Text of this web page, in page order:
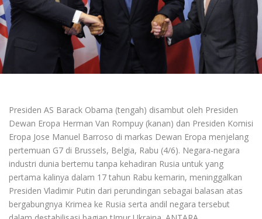
Presiden AS Barack Obama (tengah) disambut oleh Presiden
Dewan Eropa Herman Van Rompuy (kanan) dan Presiden Komisi
Eropa Jose Manuel Barroso di markas Dewan Eropa menjelang
pertemuan G7 di Brussels, Belgia, Rabu (4/6). Negara-negara
industri dunia bertemu tanpa kehadiran Rusia untuk yang
pertama kalinya dalam 17 tahun Rabu kemarin, meninggalkan
Presiden Vladimir Putin dari perundingan sebagai balasan atas
bergabungnya Krimea ke Rusia serta andil negara tersebut